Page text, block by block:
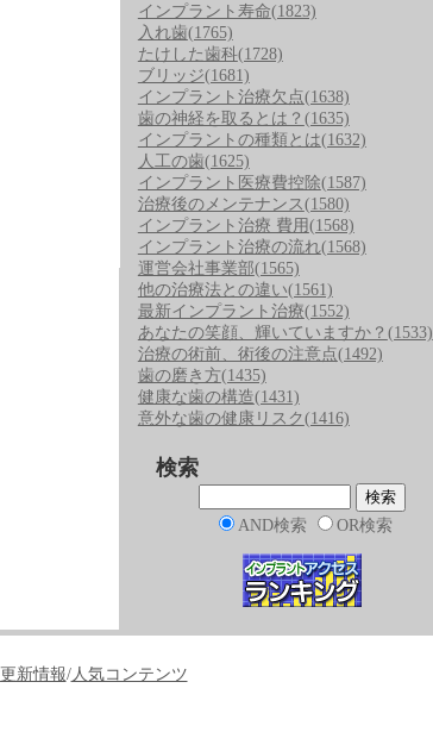
インプラント寿命(1823)
入れ歯(1765)
たけした歯科(1728)
ブリッジ(1681)
インプラント治療欠点(1638)
歯の神経を取るとは？ (1635)
インプラントの種類とは(1632)
人工の歯(1625)
インプラント医療費控除(1587)
治療後のメンテナンス(1580)
インプラント治療 費用 (1568)
インプラント治療の流れ(1568)
運営会社事業部(1565)
他の治療法との違い(1561)
最新インプラント治療(1552)
あなたの笑顔、輝いていますか？ (1533)
治療の術前、術後の注意点(1492)
歯の磨き方(1435)
健康な歯の構造(1431)
意外な歯の健康リスク(1416)
検索
AND検索 OR検索
更新情報/人気コンテンツ